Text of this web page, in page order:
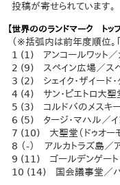
投稿が寄せられています。
【世界ののランドマーク トッ
（※括弧内は前年度順位。
1 (1) アンコールワット／
2 (9) スペイン広場／ス
3 (2) シェイク・ザイード
4 (4) サン・ピエトロ大聖
5 (3) コルドバのメスキー
6 (5) タージ・マハル／イ
7 (10) 大聖堂（ドゥオーモ
8 （-） アルカトラズ島／
9 (11) ゴールデンゲート
10 (14) 国会議事堂／ハ